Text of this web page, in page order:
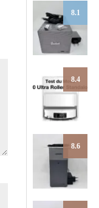
8.1
8.4
8.6